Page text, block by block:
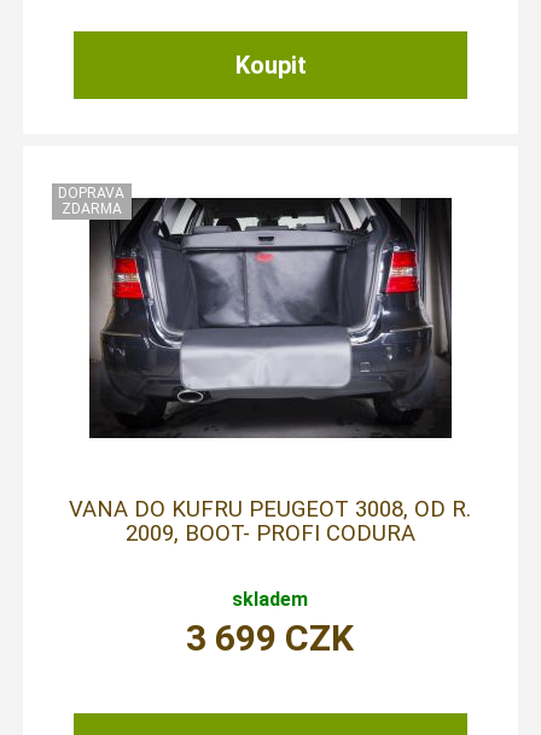
VANA DO KUFRU PEUGEOT 3008, OD R.
2009, BOOT- PROFI CODURA
skladem
3 699 CZK